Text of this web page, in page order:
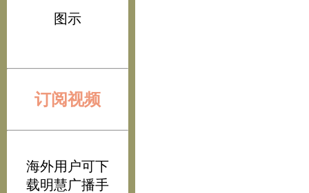
图示
订阅视频
海外用户可下
载明慧广播手